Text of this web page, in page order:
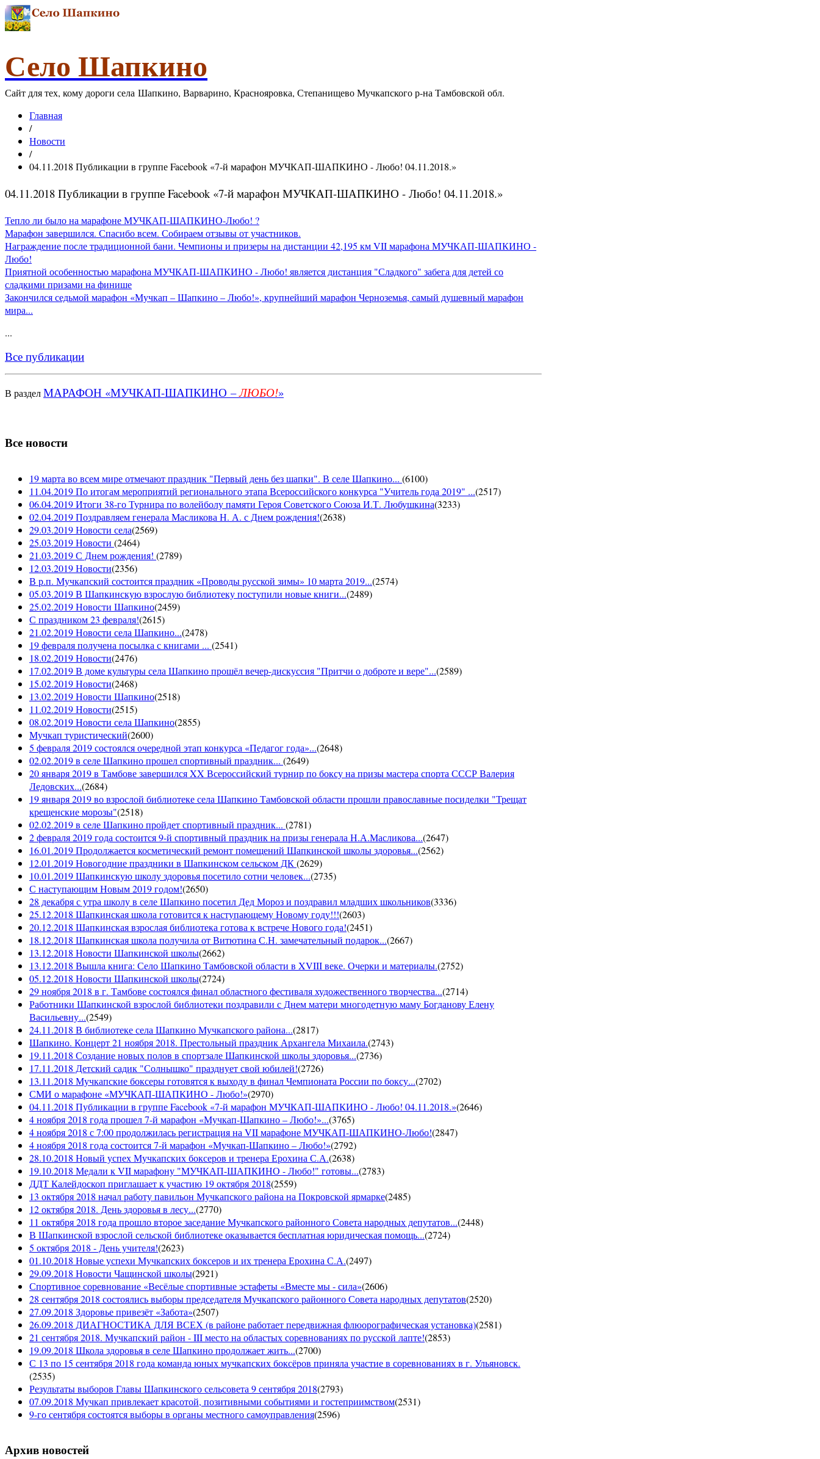
Село Шапкино
Сайт для тех, кому дороги села Шапкино, Варварино, Краснояровка, Степанищево Мучкапского р-на Тамбовской обл.
Главная
/
Новости
/
04.11.2018 Публикации в группе Facebook «7-й марафон МУЧКАП-ШАПКИНО - Любо! 04.11.2018.»
04.11.2018 Публикации в группе Facebook «7-й марафон МУЧКАП-ШАПКИНО - Любо! 04.11.2018.»
Тепло ли было на марафоне МУЧКАП-ШАПКИНО-Любо! ?
Марафон завершился. Спасибо всем. Собираем отзывы от участников.
Награждение после традиционной бани. Чемпионы и призеры на дистанции 42,195 км VII марафона МУЧКАП-ШАПКИНО -
Любо!
Приятной особенностью марафона МУЧКАП-ШАПКИНО - Любо! является дистанция "Сладкого" забега для детей со
сладкими призами на финише
Закончился седьмой марафон «Мучкап – Шапкино – Любо!», крупнейший марафон Черноземья, самый душевный марафон
мира...
...
Все публикации
В разделМАРАФОН «МУЧКАП-ШАПКИНО –ЛЮБО!»
Все новости
19 марта во всем мире отмечают праздник "Первый день без шапки". В селе Шапкино... (6100)
11.04.2019 По итогам мероприятий регионального этапа Всероссийского конкурса "Учитель года 2019" ...(2517)
06.04.2019 Итоги 38-го Турнира по волейболу памяти Героя Советского Союза И.Т. Любушкина(3233)
02.04.2019 Поздравляем генерала Масликова Н. А. с Днем рождения!(2638)
29.03.2019 Новости села(2569)
25.03.2019 Новости (2464)
21.03.2019 С Днем рождения! (2789)
12.03.2019 Новости(2356)
В р.п. Мучкапский состоится праздник «Проводы русской зимы» 10 марта 2019...(2574)
05.03.2019 В Шапкинскую взрослую библиотеку поступили новые книги...(2489)
25.02.2019 Новости Шапкино(2459)
С праздником 23 февраля!(2615)
21.02.2019 Новости села Шапкино...(2478)
19 февраля получена посылка с книгами ... (2541)
18.02.2019 Новости(2476)
17.02.2019 В доме культуры села Шапкино прошёл вечер-дискуссия "Притчи о доброте и вере"...(2589)
15.02.2019 Новости(2468)
13.02.2019 Новости Шапкино(2518)
11.02.2019 Новости(2515)
08.02.2019 Новости села Шапкино(2855)
Мучкап туристический(2600)
5 февраля 2019 состоялся очередной этап конкурса «Педагог года»...(2648)
02.02.2019 в селе Шапкино прошел спортивный праздник... (2649)
20 января 2019 в Тамбове завершился XX Всероссийский турнир по боксу на призы мастера спорта СССР Валерия
Ледовских...(2684)
19 января 2019 во взрослой библиотеке села Шапкино Тамбовской области прошли православные посиделки "Трещат
крещенские морозы"(2518)
02.02.2019 в селе Шапкино пройдет спортивный праздник... (2781)
2 февраля 2019 года состоится 9-й спортивный праздник на призы генерала Н.А.Масликова...(2647)
16.01.2019 Продолжается косметический ремонт помещений Шапкинской школы здоровья...(2562)
12.01.2019 Новогодние праздники в Шапкинском сельском ДК(2629)
10.01.2019 Шапкинскую школу здоровья посетило сотни человек...(2735)
С наступающим Новым 2019 годом!(2650)
28 декабря с утра школу в селе Шапкино посетил Дед Мороз и поздравил младших школьников(3336)
25.12.2018 Шапкинская школа готовится к наступающему Новому году!!!(2603)
20.12.2018 Шапкинская взрослая библиотека готова к встрече Нового года!(2451)
18.12.2018 Шапкинская школа получила от Витютина С.Н. замечательный подарок...(2667)
13.12.2018 Новости Шапкинской школы(2662)
13.12.2018 Вышла книга: Село Шапкино Тамбовской области в XVIII веке. Очерки и материалы.(2752)
05.12.2018 Новости Шапкинской школы(2724)
29 ноября 2018 в г. Тамбове состоялся финал областного фестиваля художественного творчества...(2714)
Работники Шапкинской взрослой библиотеки поздравили с Днем матери многодетную маму Богданову Елену
Васильевну...(2549)
24.11.2018 В библиотеке села Шапкино Мучкапского района...(2817)
Шапкино. Концерт 21 ноября 2018. Престольный праздник Архангела Михаила.(2743)
19.11.2018 Создание новых полов в спортзале Шапкинской школы здоровья...(2736)
17.11.2018 Детский садик "Солнышко" празднует свой юбилей!(2726)
13.11.2018 Мучкапские боксеры готовятся к выходу в финал Чемпионата России по боксу...(2702)
СМИ о марафоне «МУЧКАП-ШАПКИНО - Любо!»(2970)
04.11.2018 Публикации в группе Facebook «7-й марафон МУЧКАП-ШАПКИНО - Любо! 04.11.2018.»(2646)
4 ноября 2018 года прошел 7-й марафон «Мучкап-Шапкино – Любо!»...(3765)
4 ноября 2018 с 7:00 продолжилась регистрация на VII марафоне МУЧКАП-ШАПКИНО-Любо!(2847)
4 ноября 2018 года состоится 7-й марафон «Мучкап-Шапкино – Любо!»(2792)
28.10.2018 Новый успех Мучкапских боксеров и тренера Ерохина С.А.(2638)
19.10.2018 Медали к VII марафону "МУЧКАП-ШАПКИНО - Любо!" готовы...(2783)
ДДТ Калейдоскоп приглашает к участию 19 октября 2018(2559)
13 октября 2018 начал работу павильон Мучкапского района на Покровской ярмарке(2485)
12 октября 2018. День здоровья в лесу...(2770)
11 октября 2018 года прошло второе заседание Мучкапского районного Совета народных депутатов...(2448)
В Шапкинской взрослой сельской библиотеке оказывается бесплатная юридическая помощь...(2724)
5 октября 2018 - День учителя!(2623)
01.10.2018 Новые успехи Мучкапских боксеров и их тренера Ерохина С.А.(2497)
29.09.2018 Новости Чащинской школы(2921)
Спортивное соревнование «Весёлые спортивные эстафеты «Вместе мы - сила»(2606)
28 сентября 2018 состоялись выборы председателя Мучкапского районного Совета народных депутатов(2520)
27.09.2018 Здоровье привезёт «Забота»(2507)
26.09.2018 ДИАГНОСТИКА ДЛЯ ВСЕХ (в районе работает передвижная флюорографическая установка)(2581)
21 сентября 2018. Мучкапский район - III место на областых соревнованиях по русской лапте!(2853)
19.09.2018 Школа здоровья в селе Шапкино продолжает жить...(2700)
С 13 по 15 сентября 2018 года команда юных мучкапских боксёров приняла участие в соревнованиях в г. Ульяновск.
(2535)
Результаты выборов Главы Шапкинского сельсовета 9 сентября 2018(2793)
07.09.2018 Мучкап привлекает красотой, позитивными событиями и гостеприимством(2531)
9-го сентября состоятся выборы в органы местного самоуправления(2596)
Архив новостей